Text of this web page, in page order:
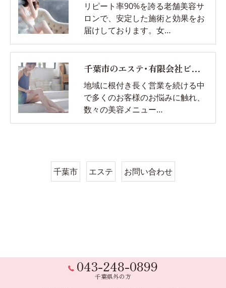
リピート率90%を誇る老舗美容サ
ロンで、安定した施術と効果をお
届けしております。女…
千葉市のエステ･有限会社ビソウの口コミ情報
地域に根付き長く営業を続ける中
で多くのお客様のお悩みに触れ、
数々の美容メニュー…
千葉市 エステ お問い合わせ
043-248-0899
千葉県外の方